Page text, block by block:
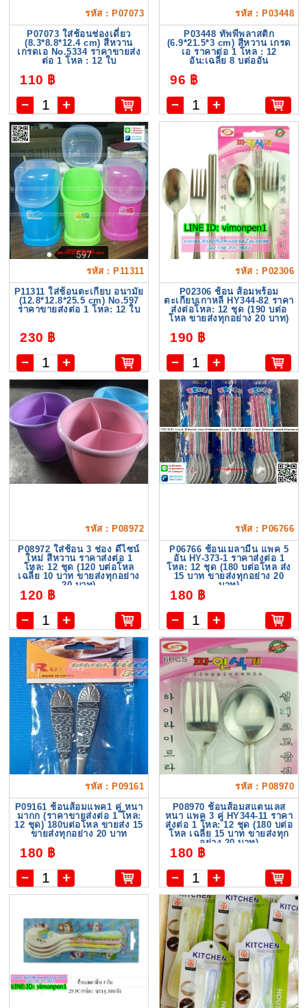
รหัส : P07073
P07073 ใส่ช้อนช่องเดี่ยว
(8.3*8.8*12.4 cm) สีหวาน
เกรดเอ No.5334 ราคาขายส่ง
ต่อ 1 โหล : 12 ใบ
110 ฿
รหัส : P03448
P03448 ทัพพีพลาสติก
(6.9*21.5*3 cm) สีหวาน เกรด
เอ ราคาต่อ 1 โหล : 12
อัน:เฉลี่ย 8 บต่ออัน
96 ฿
รหัส : P11311
P11311 ใส่ช้อนตะเกียบ อนามัย
(12.8*12.8*25.5 cm) No.597
ราคาขายส่งต่อ 1 โหล: 12 ใบ
230 ฿
รหัส : P02306
P02306 ช้อน ส้อมพร้อม
ตะเกียบเกาหลี HY344-82 ราคา
ส่งต่อโหล: 12 ชุด (190 บต่อ
โหล ขายส่งทุกอย่าง 20 บาท)
190 ฿
รหัส : P08972
P08972 ใส่ช้อน 3 ช่อง ดีไซน์
ใหม่ สีหวาน ราคาส่งต่อ 1
โหล: 12 ชุด (120 บต่อโหล
เฉลี่ย 10 บาท ขายส่งทุกอย่าง
20 บาท)
120 ฿
รหัส : P06766
P06766 ช้อนเมลามีน แพค 5
อัน HY-373-1 ราคาส่งต่อ 1
โหล: 12 ชุด (180 บต่อโหล ส่ง
15 บาท ขายส่งทุกอย่าง 20
บาท)
180 ฿
รหัส : P09161
P09161 ช้อนส้อมแพค1 คู่ หนา
มากก (ราคาขายส่งต่อ 1 โหล:
12 ชุด) 180บต่อโหล ขายส่ง 15
ขายส่งทุกอย่าง 20 บาท
180 ฿
รหัส : P08970
P08970 ช้อนส้อมสแตนเลส
หนา แพค 3 คู่ HY344-11 ราคา
ส่งต่อ 1 โหล: 12 ชุด (180 บต่อ
โหล เฉลี่ย 15 บาท ขายส่งทุก
อย่าง 20 บาท)
180 ฿